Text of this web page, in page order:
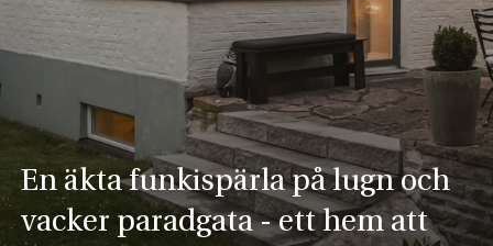
En äkta funkispärla på lugn och
vacker paradgata - ett hem att